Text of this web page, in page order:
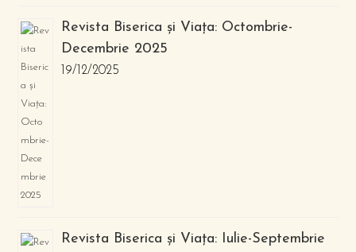
Revista Biserica și Viața: Octombrie-
Decembrie 2025
19/12/2025
Revista Biserica și Viața: Iulie-Septembrie